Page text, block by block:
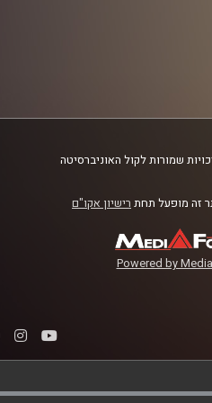
שמורות לקול האוניברסיטה
זה מופעל תחת רישיון אקו"ם
Powered by